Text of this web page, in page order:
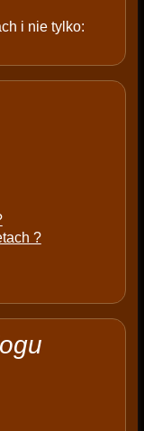
i nie tylko:
?